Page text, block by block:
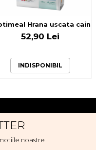
caini adulti de talie
Hrana uscata
52,90 Lei
INDISPONIBIL
noastre